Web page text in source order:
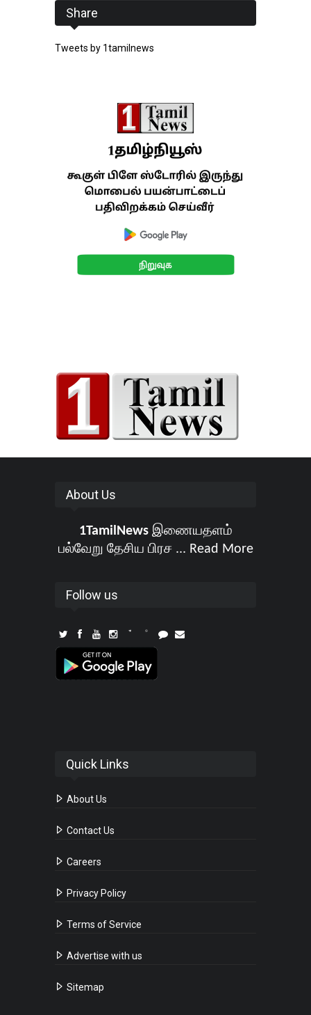
Share
Tweets by 1tamilnews
About Us
1TamilNewsஇணையதளம்
பல்வேறு தேசிய பிரச ... Read More
Follow us
Quick Links
About Us
Contact Us
Careers
Privacy Policy
Terms of Service
Advertise with us
Sitemap